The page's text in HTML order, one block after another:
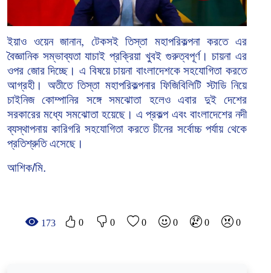
ইয়াও ওয়েন জানান, টেকসই তিস্তা মহাপরিকল্পনা করতে এর
বৈজ্ঞানিক সম্ভাব্যতা যাচাই প্রক্রিয়া খুবই গুরুত্বপূর্ণ। চায়না এর
ওপর জোর দিচ্ছে। এ বিষয়ে চায়না বাংলাদেশকে সহযোগিতা করতে
আগ্রহী।
অতীতে তিস্তা মহাপরিকল্পনার ফিজিবিলিটি স্টাডি নিয়ে
চাইনিজ কোম্পানির সঙ্গে সমঝোতা হলেও এবার দুই দেশের
সরকারের মধ্যে সমঝোতা হয়েছে। এ প্রকল্প এবং বাংলাদেশের নদী
ব্যস্থাপনায় কারিগরি সহযোগিতা করতে চীনের সর্বোচ্চ পর্যায় থেকে
প্রতিশ্রুতি এসেছে।
আশিক/মি.
173 0 0 0 0 0 0